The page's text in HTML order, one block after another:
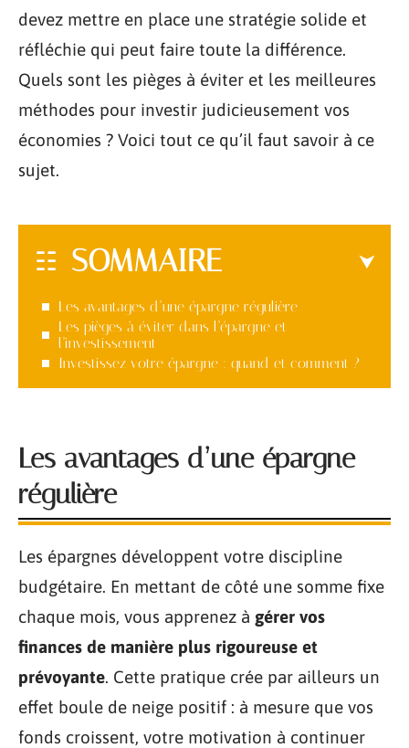
devez mettre en place une stratégie solide et
réfléchie qui peut faire toute la différence.
Quels sont les pièges à éviter et les meilleures
méthodes pour investir judicieusement vos
économies ? Voici tout ce qu’il faut savoir à ce
sujet.
SOMMAIRE
Les avantages d’une épargne régulière
Les pièges à éviter dans l’épargne et
l’investissement
Investissez votre épargne : quand et comment ?
Les avantages d’une épargne
régulière
Les épargnes développent votre discipline
budgétaire. En mettant de côté une somme fixe
chaque mois, vous apprenez à gérer vos
finances de manière plus rigoureuse et
prévoyante. Cette pratique crée par ailleurs un
effet boule de neige positif : à mesure que vos
fonds croissent, votre motivation à continuer